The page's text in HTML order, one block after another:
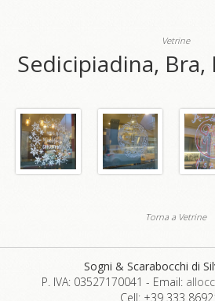
Vetrine
Sedicipiadina, Bra,
Torna a Vetrine
Sogni & Scarabocchi di
P. IVA: 03527170041 - Email:
Cell: +39 333